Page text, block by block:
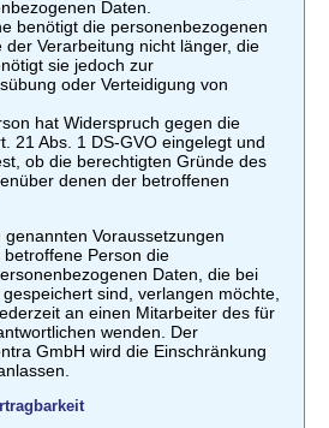
Daten.
benötigt die personenbezogenen
der Verarbeitung nicht länger, die
sie jedoch zur
oder Verteidigung von
hat Widerspruch gegen die
21 Abs. 1 DS-GVO eingelegt und
ob die berechtigten Gründe des
denen der betroffenen
Voraussetzungen
Person die
Daten, die bei
sind, verlangen möchte,
an einen Mitarbeiter des für
wenden. Der
GmbH wird die Einschränkung